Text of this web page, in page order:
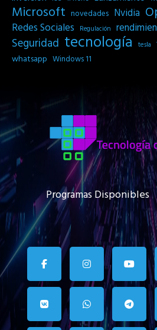
Microsoft novedades Nvidia
Redes Sociales
Regulación
Seguridad tecnología tesla
whatsapp Windows 11
Programas Disponibles